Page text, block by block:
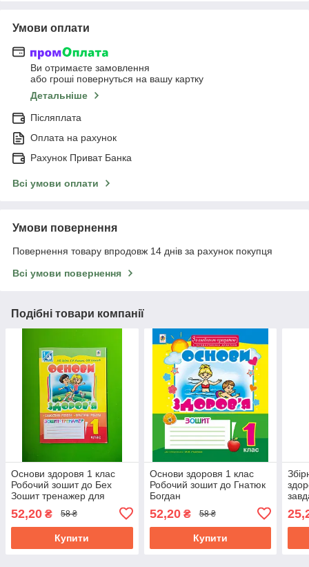
Умови оплати
Ви отримаєте замовлення
або гроші повернуться на вашу картку
Детальніше
Післяплата
Оплата на рахунок
Рахунок Приват Банка
Всі умови оплати
Умови повернення
Повернення товару впродовж 14 днів за рахунок покупця
Всі умови повернення
Подібні товари компанії
Основи здоровя 1 клас
Робочий зошит до Бех
Зошит тренажер для
самостійних та практичних
Богдан
52,20 ₴ 58 ₴
Купити
Основи здоровя 1 клас
Робочий зошит до Гнатюк
Богдан
52,20₴ 58 ₴
Купити